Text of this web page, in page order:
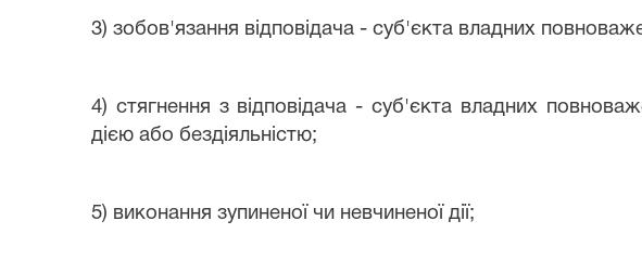
3) зобов'язання відповідача - суб'єкта владних
4) стягнення з відповідача - суб'єкта владних
дією або бездіяльністю;
5) виконання зупиненої чи невчиненої дії;